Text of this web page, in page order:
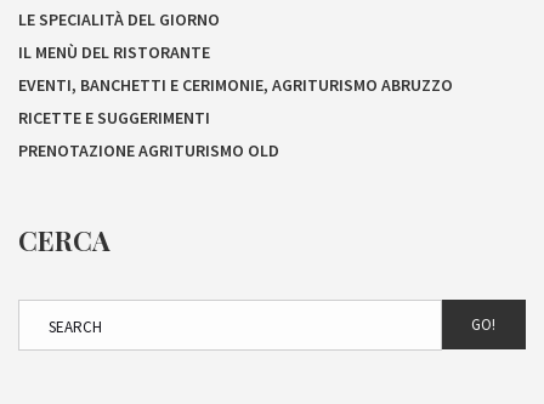
LE SPECIALITÀ DEL GIORNO
IL MENÙ DEL RISTORANTE
EVENTI, BANCHETTI E CERIMONIE, AGRITURISMO ABRUZZO
RICETTE E SUGGERIMENTI
PRENOTAZIONE AGRITURISMO OLD
CERCA
GO!